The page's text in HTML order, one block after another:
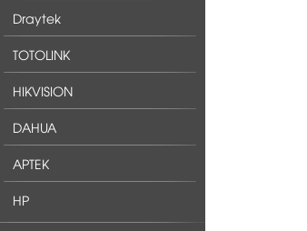
Draytek
TOTOLINK
HIKVISION
DAHUA
APTEK
HP